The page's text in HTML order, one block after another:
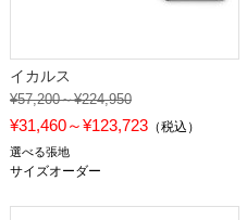
イカルス
¥57,200～¥224,950
¥31,460～¥123,723（税込）
選べる張地
サイズオーダー